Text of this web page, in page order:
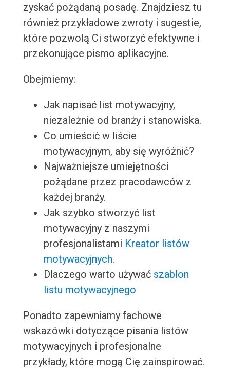
zyskać pożądaną posadę. Znajdziesz tu
również przykładowe zwroty i sugestie,
które pozwolą Ci stworzyć efektywne i
przekonujące pismo aplikacyjne.
Obejmiemy:
Jak napisać list motywacyjny,
niezależnie od branży i stanowiska.
Co umieścić w liście
motywacyjnym, aby się wyróżnić?
Najważniejsze umiejętności
pożądane przez pracodawców z
każdej branży.
Jak szybko stworzyć list
motywacyjny z naszymi
profesjonalistami Kreator listów
motywacyjnych.
Dlaczego warto używać szablon
listu motywacyjnego
Ponadto zapewniamy fachowe
wskazówki dotyczące pisania listów
motywacyjnych i profesjonalne
przykłady, które mogą Cię zainspirować.